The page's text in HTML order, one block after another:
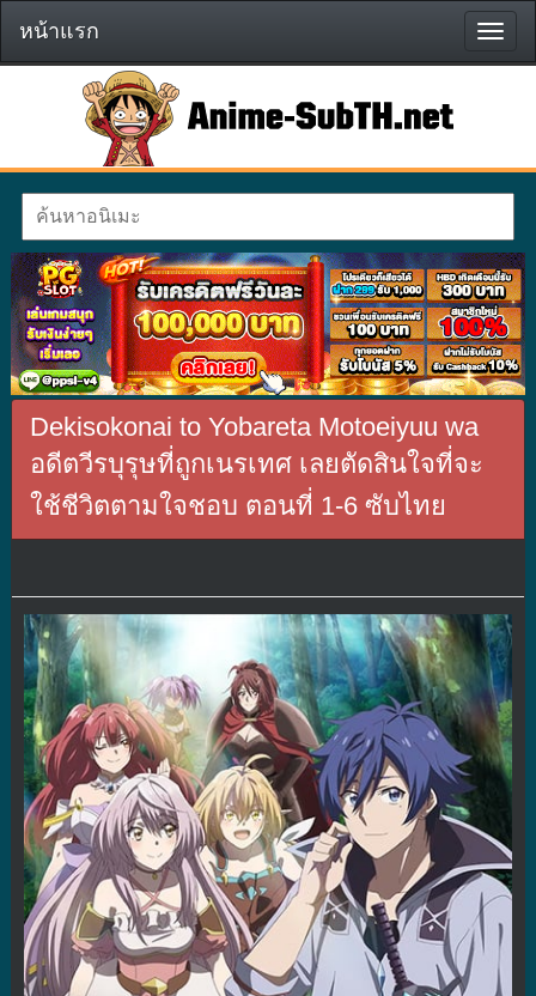
หน้า
แรก
หน้าแรก
Dekisokonai to Yobareta Motoeiyuu wa
อดีตวีรบุรุษที่ถูกเนรเทศ เลยตัดสินใจที่จะ
ใช้ชีวิตตามใจชอบ ตอนที่ 1-6 ซับไทย